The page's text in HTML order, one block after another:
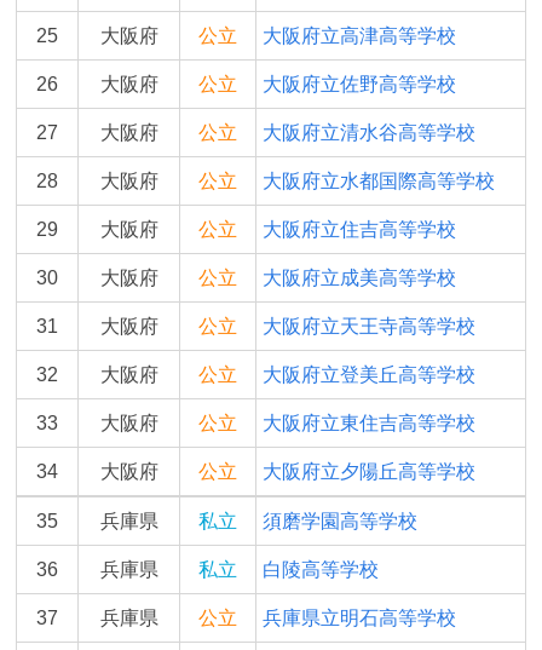
25 大阪府 公立 大阪府立高津高等学校
26 大阪府 公立 大阪府立佐野高等学校
27 大阪府 公立 大阪府立清水谷高等学校
28 大阪府 公立 大阪府立水都国際高等学校
29 大阪府 公立 大阪府立住吉高等学校
30 大阪府 公立 大阪府立成美高等学校
31 大阪府 公立 大阪府立天王寺高等学校
32 大阪府 公立 大阪府立登美丘高等学校
33 大阪府 公立 大阪府立東住吉高等学校
34 大阪府 公立 大阪府立夕陽丘高等学校
35 兵庫県 私立 須磨学園高等学校
36 兵庫県 私立 白陵高等学校
37 兵庫県 公立 兵庫県立明石高等学校